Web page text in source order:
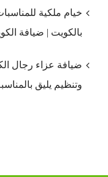
خيام ملكية
بالكويت | ضيافة
ضيافة عزاء رجال
وتنظيم يليق